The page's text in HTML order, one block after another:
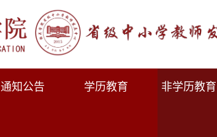
通知公告 学历教育 非学历教育